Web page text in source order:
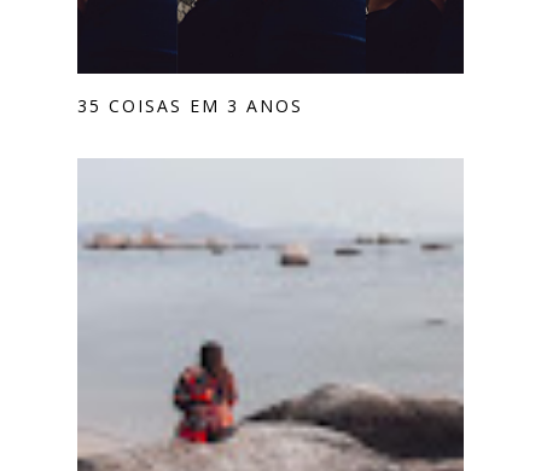
35 COISAS EM 3 ANOS